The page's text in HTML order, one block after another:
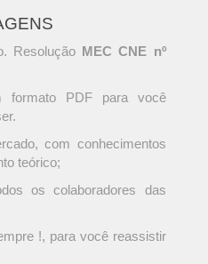
Resolução MEC CNE nº
formato PDF para você
com conhecimentos
teórico;
os colaboradores das
!, para você reassistir